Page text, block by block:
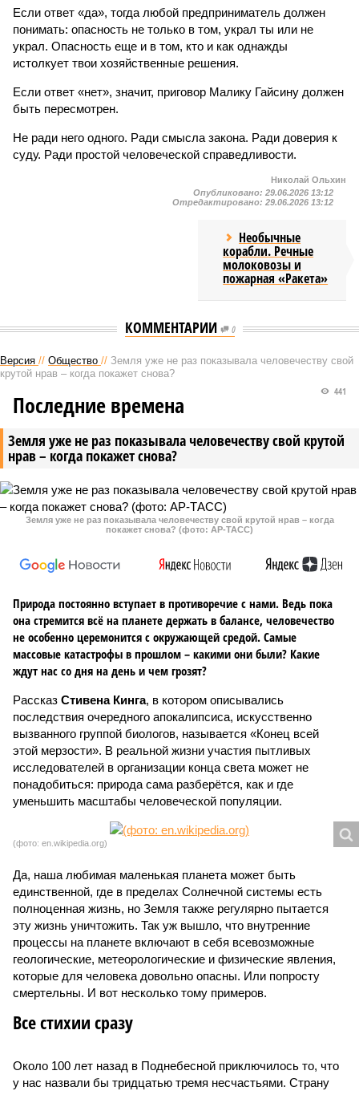
Если ответ «да», тогда любой предприниматель должен
понимать: опасность не только в том, украл ты или не
украл. Опасность еще и в том, кто и как однажды
истолкует твои хозяйственные решения.
Если ответ «нет», значит, приговор Малику Гайсину должен
быть пересмотрен.
Не ради него одного. Ради смысла закона. Ради доверия к
суду. Ради простой человеческой справедливости.
Николай Ольхин
Опубликовано: 29.06.2026 13:12
Отредактировано: 29.06.2026 13:12
Необычные
корабли. Речные
молоковозы и
пожарная «Ракета»
КОММЕНТАРИИ 0
Версия // Общество // Земля уже не раз показывала человечеству свой
крутой нрав – когда покажет снова?
Земля уже не раз показывала человечеству свой крутой
нрав – когда покажет снова?
441
Последние времена
Земля уже не раз показывала человечеству свой крутой нрав – когда
покажет снова? (фото: АР-ТАСС)
Природа постоянно вступает в противоречие с нами. Ведь пока
она стремится всё на планете держать в балансе, человечество
не особенно церемонится с окружающей средой. Самые
массовые катастрофы в прошлом – какими они были? Какие
ждут нас со дня на день и чем грозят?
Рассказ Стивена Кинга, в котором описывались
последствия очередного апокалипсиса, искусственно
вызванного группой биологов, называется «Конец всей
этой мерзости». В реальной жизни участия пытливых
исследователей в организации конца света может не
понадобиться: природа сама разберётся, как и где
уменьшить масштабы человеческой популяции.
(фото: en.wikipedia.org)
Да, наша любимая маленькая планета может быть
единственной, где в пределах Солнечной системы есть
полноценная жизнь, но Земля также регулярно пытается
эту жизнь уничтожить. Так уж вышло, что внутренние
процессы на планете включают в себя всевозможные
геологические, метеорологические и физические явления,
которые для человека довольно опасны. Или попросту
смертельны. И вот несколько тому примеров.
Все стихии сразу
Около 100 лет назад в Поднебесной приключилось то, что
у нас назвали бы тридцатью тремя несчастьями. Страну